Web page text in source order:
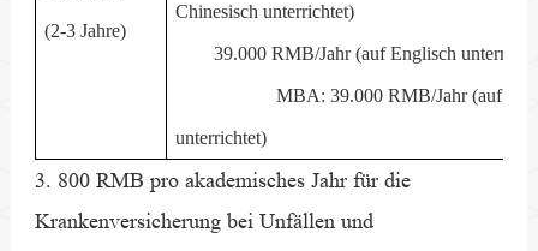
(2-3 Jahre)
Chinesisch unterrichtet)
39.000 RMB/Jahr (auf Englisch
MBA: 39.000 RMB/Jahr (auf
unterrichtet)
3. 800 RMB pro akademisches Jahr für die
Krankenversicherung bei Unfällen und